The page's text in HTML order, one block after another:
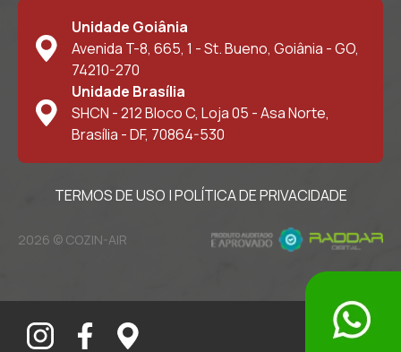
Unidade Goiânia
Avenida T-8, 665, 1 - St. Bueno, Goiânia - GO,
74210-270
Unidade Brasília
SHCN - 212 Bloco C, Loja 05 - Asa Norte,
Brasília - DF, 70864-530
TERMOS DE USO |POLÍTICA DE PRIVACIDADE
2026 © COZIN-AIR